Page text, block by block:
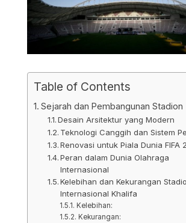
Table of Contents
Sejarah dan Pembangunan Stadion
Desain Arsitektur yang Modern
Teknologi Canggih dan Sistem
Renovasi untuk Piala Dunia FIFA
Peran dalam Dunia Olahraga
Internasional
Kelebihan dan Kekurangan
Internasional Khalifa
Kelebihan:
Kekurangan: